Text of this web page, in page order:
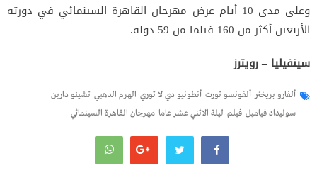
وعلى مدى 10 أيام عرض مهرجان القاهرة السينمائي في دورته
الأربعين أكثر من 160 فيلما من 59 دولة.
سينفيليا – رويترز
ألفارو بريخنر ألفونسو تورت أنطونيو دي لا توري الهرم الذهبي تشينو دارين
سوليداد فياميل فيلم ليلة الاثني عشر عاما مهرجان القاهرة السينمائي